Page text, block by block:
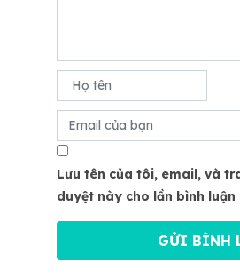
Lưu tên của tôi, email, và
duyệt này cho lần bình